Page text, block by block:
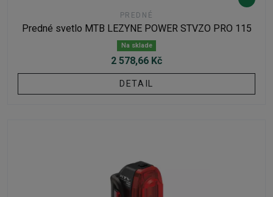
PREDNÉ
Predné svetlo MTB LEZYNE POWER STVZO PRO 115
Na sklade
2 578,66 Kč
DETAIL